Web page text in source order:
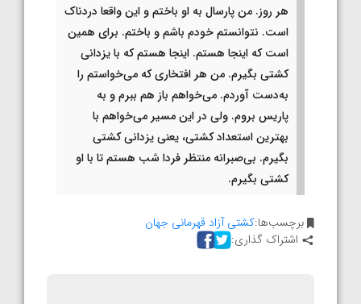
هر روز. من پارسال به او باختم و این واقعا دردناک
است. نتوانستم خودم باشم و باختم. برای همین
است که اینجا هستم. اینجا هستم که با یزدانی
کشتی بگیرم. من هر افتخاری که می‌خواستم را
به‌دست آوردم. می‌خواهم باز هم ببرم و به
پاریس بروم. ولی در این مسیر می‌خواهم با
بهترین استعداد کشتی، یعنی یزدانی کشتی
بگیرم. بی‌صبرانه منتظر فردا شب هستم تا با او
کشتی بگیرم.
برچسب‌ها:کشتی آزاد قهرمانی جهان
اشتراک گذاری: